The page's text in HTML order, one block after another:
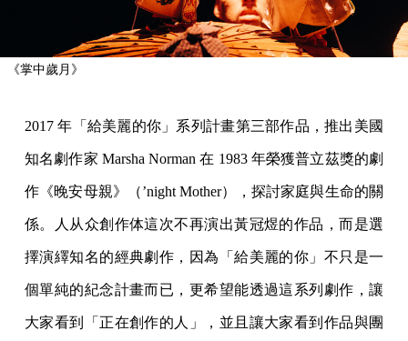
《掌中歲月》
2017 年「給美麗的你」系列計畫第三部作品，推出美國
知名劇作家 Marsha Norman 在 1983 年榮獲普立茲獎的劇
作《晚安母親》（’night Mother），探討家庭與生命的關
係。人从众創作体這次不再演出黃冠煜的作品，而是選
擇演繹知名的經典劇作，因為「給美麗的你」不只是一
個單純的紀念計畫而已，更希望能透過這系列劇作，讓
大家看到「正在創作的人」，並且讓大家看到作品與團